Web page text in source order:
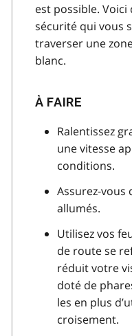
est possible.
sécurité qui vous
traverser une
blanc.
À FAIRE
Ralentissez
une vitesse
conditions.
Assurez-vous
allumés.
Utilisez vos
de route se
réduit votre
doté de
les en plus
croisement.